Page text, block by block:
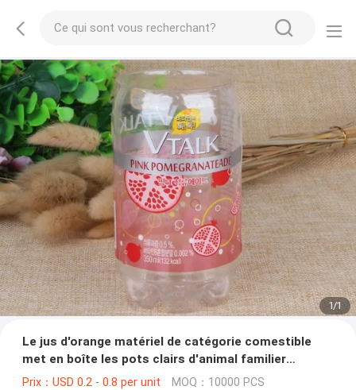
1/1
Le jus d'orange matériel de catégorie comestible
met en boîte les pots clairs d'animal familier
transparents
Prix：USD 0.2 - 0.8 per unit MOQ：10000 PCS